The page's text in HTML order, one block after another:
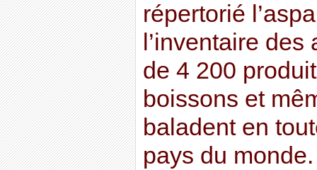
répertorié
l’inventaire
de 4 200
boissons et
baladent en
pays du